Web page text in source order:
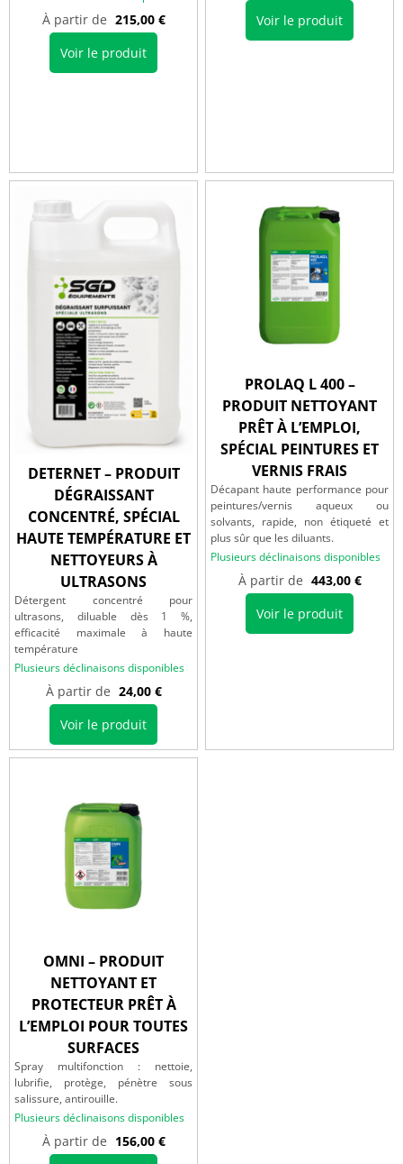
À partir de 215,00 €
Voir le produit
Voir le produit
DETERNET – PRODUIT
DÉGRAISSANT
CONCENTRÉ, SPÉCIAL
HAUTE TEMPÉRATURE ET
NETTOYEURS À
ULTRASONS
Détergent concentré pour
ultrasons, diluable dès 1 %,
efficacité maximale à haute
température
Plusieurs déclinaisons disponibles
À partir de 24,00 €
Voir le produit
PROLAQ L 400 –
PRODUIT NETTOYANT
PRÊT À L’EMPLOI,
SPÉCIAL PEINTURES ET
VERNIS FRAIS
Décapant haute performance pour
peintures/vernis aqueux ou
solvants, rapide, non étiqueté et
plus sûr que les diluants.
Plusieurs déclinaisons disponibles
À partir de 443,00 €
Voir le produit
OMNI – PRODUIT
NETTOYANT ET
PROTECTEUR PRÊT À
L’EMPLOI POUR TOUTES
SURFACES
Spray multifonction : nettoie,
lubrifie, protège, pénètre sous
salissure, antirouille.
Plusieurs déclinaisons disponibles
À partir de 156,00 €